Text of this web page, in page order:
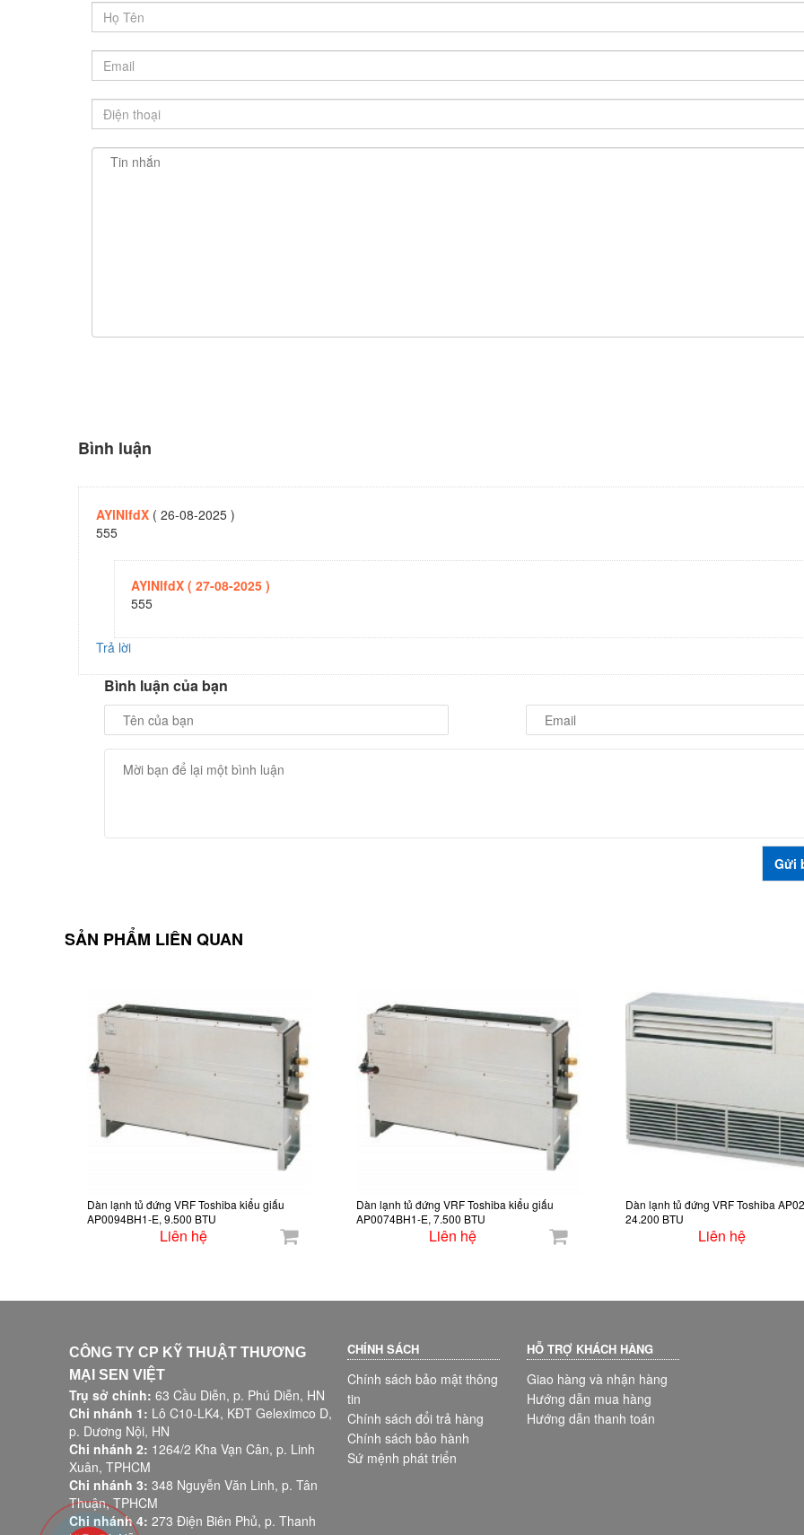
Bình luận
AYlNlfdX (26-08-2025 )
555
AYlNlfdX ( 27-08-2025 )
555
Trả lời
Bình luận của bạn
SẢN PHẨM LIÊN QUAN
Dàn lạnh tủ đứng VRF Toshiba kiểu giấu
AP0094BH1-E, 9.500 BTU
Liên hệ
Dàn lạnh tủ đứng VRF Toshiba kiểu giấu
AP0074BH1-E, 7.500 BTU
Liên hệ
Dàn lạnh tủ đứng VRF Toshiba
24.200 BTU
Liên hệ
CÔNG TY CP KỸ THUẬT THƯƠNG
MẠI SEN VIỆT
Trụ sở chính: 63 Cầu Diễn, p. Phú Diễn, HN
Chi nhánh 1: Lô C10-LK4, KĐT Geleximco D,
p. Dương Nội, HN
Chi nhánh 2: 1264/2 Kha Vạn Cân, p. Linh
Xuân, TPHCM
Chi nhánh 3: 348 Nguyễn Văn Linh, p. Tân
Thuận, TPHCM
Chi nhánh 4: 273 Điện Biên Phủ, p. Thanh
CHÍNH SÁCH
Chính sách bảo mật thông
tin
Chính sách đổi trả hàng
Chính sách bảo hành
Sứ mệnh phát triển
HỖ TRỢ KHÁCH HÀNG
Giao hàng và nhận hàng
Hướng dẫn mua hàng
Hướng dẫn thanh toán